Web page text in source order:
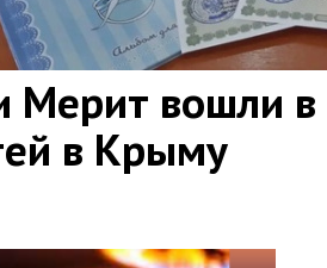
Мерит вошли
в Крыму